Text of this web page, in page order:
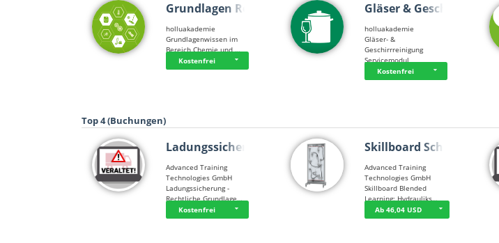
Grundlagen Rein…
holluakademie
Grundlagenwissen im
Bereich Chemie und …
Kostenfrei
Gläser & Geschi…
holluakademie
Gläser- &
Geschirrreinigung
Servicemodul
Kostenfrei
Top 4 (Buchungen)
Ladungssicherung
Advanced Training
Technologies GmbH
Ladungssicherung -
Rechtliche Grundlage…
Kostenfrei
Skillboard Schl…
Advanced Training
Technologies GmbH
Skillboard Blended
Learning: Hydrauliks…
Ab 46,04 USD